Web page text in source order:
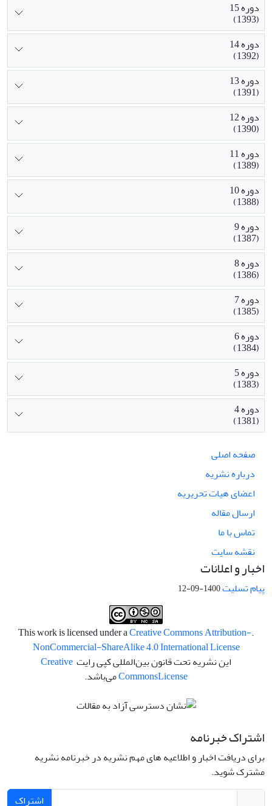
دوره 15
(1393)
دوره 14
(1392)
دوره 13
(1391)
دوره 12
(1390)
دوره 11
(1389)
دوره 10
(1388)
دوره 9
(1387)
دوره 8
(1386)
دوره 7
(1385)
دوره 6
(1384)
دوره 5
(1383)
دوره 4
(1381)
صفحه اصلی
درباره نشریه
اعضای هیات تحریریه
ارسال مقاله
تماس با ما
نقشه سایت
اخبار و اعلانات
پیام تسلیت1400-09-12
.This work is licensed under a
Creative Commons Attribution-
NonCommercial-ShareAlike 4.0 International License
این نشریه تحت قانون بین‌المللی کپی رایت Creative
CommonsLicense می‌باشد.
اشتراک خبرنامه
برای دریافت اخبار و اطلاعیه های مهم نشریه در خبرنامه نشریه
مشترک شوید.
اشتراک